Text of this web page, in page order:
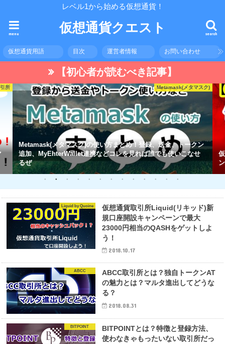
レベル1から始める仮想通貨！
仮想通貨クエスト search
menu
仮想通貨用語 目次 運営者情報 お問い合わせ
【初心者が読むべき記事】
所 Metamask(メタマスク)
Metamask(メタマスク)の使い方まとめ！登録、送金、トークン
追加、MyEhterWallet連携などコレを見れば誰でも使いこなせ
るぜ
Liquid by Quoine
仮想通貨取引所Liquid(リキッド)新
規口座開設キャンペーンで最大
23000円相当のQASHをゲットしよ
う！
2018.10.17
ABCC
ABCC取引所とは？独自トークンAT
の魅力とは？マルタ進出してどうな
る？
2018.08.31
BITPOINT
BITPOINTとは？特徴と登録方法、
使わなきゃもったいない取引所だっ